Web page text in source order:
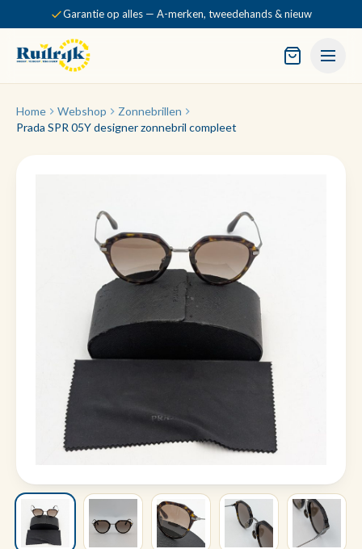
Garantie op alles — A-merken, tweedehands & nieuw
Home Webshop
Zonnebrillen
Prada SPR 05Y designer zonnebril compleet